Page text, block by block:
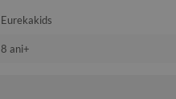
Eurekakids
8 ani+